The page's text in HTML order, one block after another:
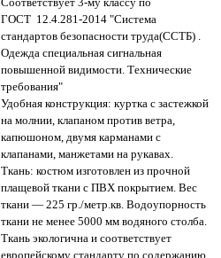
ГОСТ 12.4.281-2014 "Система
стандартов безопасности труда(ССТБ) .
Одежда специальная сигнальная
повышенной видимости. Технические
требования"
Удобная конструкция: куртка с застежкой
на молнии, клапаном против ветра,
капюшоном, двумя карманами с
клапанами, манжетами на рукавах.
Ткань: костюм изготовлен из прочной
плащевой ткани с ПВХ покрытием. Вес
ткани — 225 гр./метр.кв. Водоупорность
ткани не менее 5000 мм водяного столба.
Ткань экологична и соответствует
европейскому стандарту по содержанию